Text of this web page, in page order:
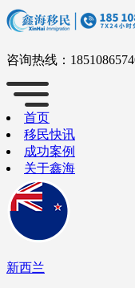
咨询热线：
首页
移民快讯
成功案例
关于鑫海
新西兰